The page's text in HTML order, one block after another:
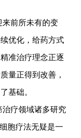
前所未有的变
优化，给药方式
准治疗理念正逐
量正得到改善，
基础。
疗领域诸多研究
胞疗法无疑是一